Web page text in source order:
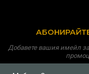
Добавете вашия имейл